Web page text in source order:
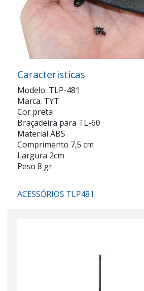
Caracteristicas
Modelo: TLP-481
Marca: TYT
Cor preta
Braçadeira para TL-60
Material ABS
Comprimento 7,5 cm
Largura 2cm
Peso 8 gr
ACESSÓRIOS TLP481